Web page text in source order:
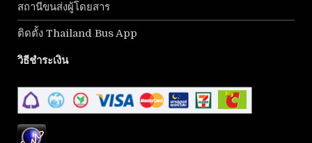
สถานีขนส่งผู้โดยสาร
ติดตั้ง Thailand Bus App
วิธีชำระเงิน